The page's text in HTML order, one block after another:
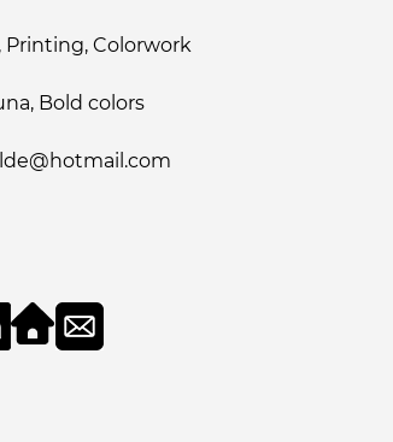
Printing, Colorwork
Bold colors